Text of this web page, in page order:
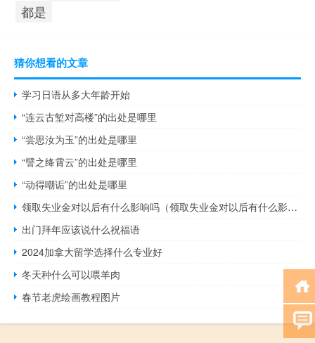
都是
猜你想看的文章
学习日语从多大年龄开始
“连云古堑对高楼”的出处是哪里
“尝思汝为玉”的出处是哪里
“譬之绛霄云”的出处是哪里
“动得嘲诟”的出处是哪里
领取失业金对以后有什么影响吗（领取失业金对以后有什么影响）
出门拜年应该说什么祝福语
2024加拿大留学选择什么专业好
冬天种什么可以喂羊肉
春节老虎绘画教程图片